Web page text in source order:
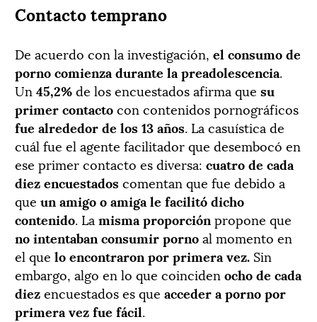
Contacto temprano
De acuerdo con la investigación, el consumo de
porno comienza durante la preadolescencia.
Un 45,2%de los encuestados afirma que su
primer contactocon contenidos pornográficos
fue alrededor de los 13 años. La casuística de
cuál fue el agente facilitador que desembocó en
ese primer contacto es diversa: cuatro de cada
diez encuestadoscomentan que fue debido a
que un amigo o amiga le facilitó dicho
contenido. La misma proporción propone que
no intentaban consumir pornoal momento en
el que lo encontraron por primera vez. Sin
embargo, algo en lo que coinciden ocho de cada
diezencuestados es que acceder a porno por
primera vez fue fácil.